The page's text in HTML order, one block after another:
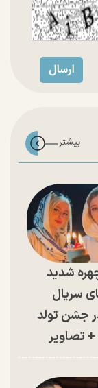
شدید
سریال
جشن تولد